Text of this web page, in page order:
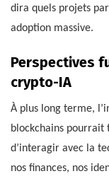
dira quels projets
adoption massive.
Perspectives
crypto-IA
À plus long terme,
blockchains
d’interagir avec la
nos finances, nos